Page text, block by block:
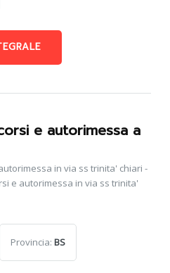
e autorimessa a
in via ss trinita' chiari -
e autorimessa in via ss trinita'
Provincia: BS